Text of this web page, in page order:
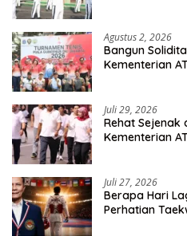
Agustus 2, 2026
Bangun
Kementerian
Juli 29, 2026
Rehat Sejenak
Kementerian
Juli 27, 2026
Berapa Hari
Perhatian